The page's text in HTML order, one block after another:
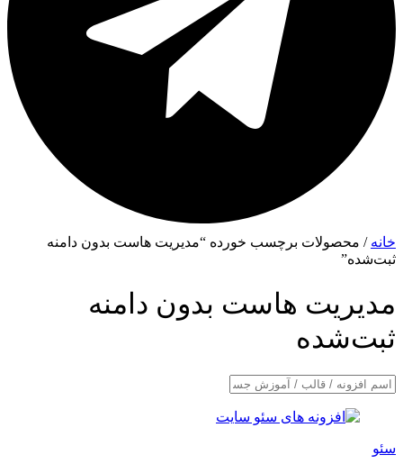
خانه / محصولات برچسب خورده “مدیریت هاست بدون دامنه
ثبت‌شده”
مدیریت هاست بدون دامنه
ثبت‌شده
سئو